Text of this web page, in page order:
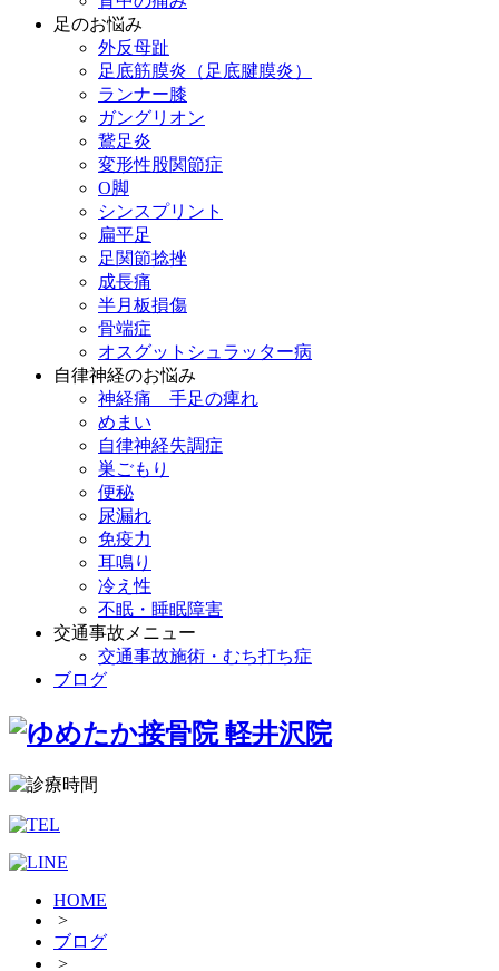
足のお悩み
外反母趾
足底筋膜炎（足底腱膜炎）
ランナー膝
ガングリオン
鵞足炎
変形性股関節症
O脚
シンスプリント
扁平足
足関節捻挫
成長痛
半月板損傷
骨端症
オスグットシュラッター病
自律神経のお悩み
神経痛 手足の痺れ
めまい
自律神経失調症
巣ごもり
便秘
尿漏れ
免疫力
耳鳴り
冷え性
不眠・睡眠障害
交通事故メニュー
交通事故施術・むち打ち症
ブログ
HOME
>
ブログ
>